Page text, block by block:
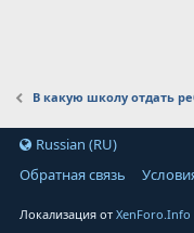
В какую школу отдать
Russian (RU)
Обратная связь
Локализация отXenForo.Info